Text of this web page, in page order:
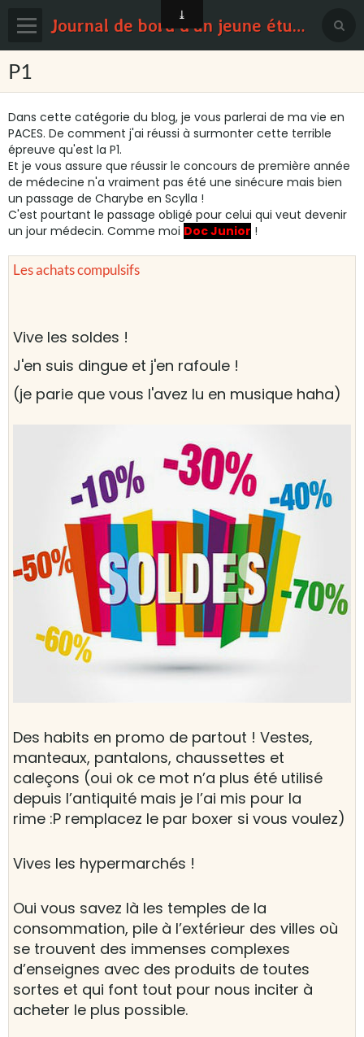
Journal de bord d'un jeune étudiant en médecine
Page d'accueil
Contact
Sondages
P1
Dans cette catégorie du blog, je vous parlerai de ma vie en
PACES. De comment j'ai réussi à surmonter cette terrible
épreuve qu'est la P1.
Et je vous assure que réussir le concours de première année
de médecine n'a vraiment pas été une sinécure mais bien
un passage de Charybe en Scylla !
C'est pourtant le passage obligé pour celui qui veut devenir
un jour médecin. Comme moi Doc Junior !
Les achats compulsifs
Vive les soldes !
J'en suis dingue et j'en rafoule !
(je parie que vous l'avez lu en musique haha)
Des habits en promo de partout ! Vestes,
manteaux, pantalons, chaussettes et
caleçons (oui ok ce mot n’a plus été utilisé
depuis l’antiquité mais je l’ai mis pour la
rime :P remplacez le par boxer si vous voulez)
Vives les hypermarchés !
Oui vous savez là les temples de la
consommation, pile à l’extérieur des villes où
se trouvent des immenses complexes
d’enseignes avec des produits de toutes
sortes et qui font tout pour nous inciter à
acheter le plus possible.